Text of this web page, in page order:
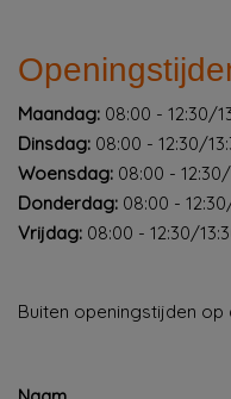
Maandag: 08:00 - 12:30/
Dinsdag: 08:00 - 12:30/
Woensdag: 08:00 -
Donderdag: 08:00 -
Vrijdag: 08:00 - 12:30/
Buiten openingstijden